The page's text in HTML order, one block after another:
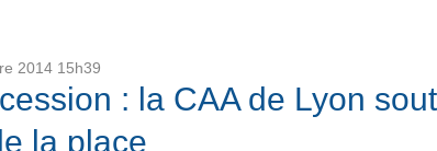
2014 15h39
: la CAA de Lyon
la place